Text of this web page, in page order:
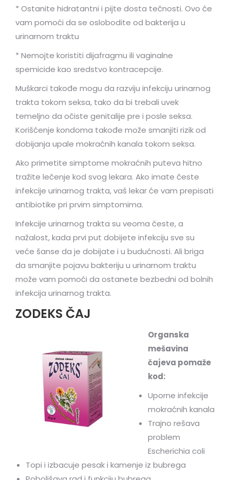
* Ostanite hidratantni i pijte dosta tečnosti. Ovo će
vam pomoći da se oslobodite od bakterija u
urinarnom traktu
* Nemojte koristiti dijafragmu ili vaginalne
spemicide kao sredstvo kontracepcije.
Muškarci takođe mogu da razviju infekciju urinarnog
trakta tokom seksa, tako da bi trebali uvek
temeljno da očiste genitalije pre i posle seksa.
Korišćenje kondoma takođe može smanjiti rizik od
dobijanja upale mokraćnih kanala tokom seksa.
Ako primetite simptome mokraćnih puteva hitno
tražite lečenje kod svog lekara. Ako imate česte
infekcije urinarnog trakta, vaš lekar će vam prepisati
antibiotike pri prvim simptomima.
Infekcije urinarnog trakta su veoma česte, a
nažalost, kada prvi put dobijete infekciju sve su
veće šanse da je dobijate i u budućnosti. Ali briga
da smanjite pojavu bakteriju u urinarnom traktu
može vam pomoći da ostanete bezbedni od bolnih
infekcija urinarnog trakta.
ZODEKS ČAJ
Organska
mešavina
čajeva pomaže
kod:
Uporne infekcije
mokraćnih kanala
Trajno rešava
problem
Escherichia coli
Topi i izbacuje pesak i kamenje iz bubrega